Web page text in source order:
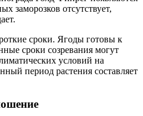
заморозков отсутствует,
сроки. Ягоды готовы к
сроки созревания могут
условий на
период растения составляет